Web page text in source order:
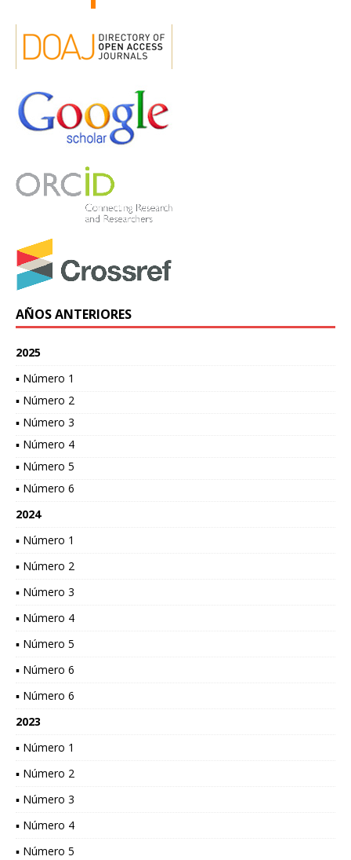
AÑOS ANTERIORES
2025
▪ Número 1
▪ Número 2
▪ Número 3
▪ Número 4
▪ Número 5
▪ Número 6
2024
▪ Número 1
▪ Número 2
▪ Número 3
▪ Número 4
▪ Número 5
▪ Número 6
▪ Número 6
2023
▪ Número 1
▪ Número 2
▪ Número 3
▪ Número 4
▪ Número 5